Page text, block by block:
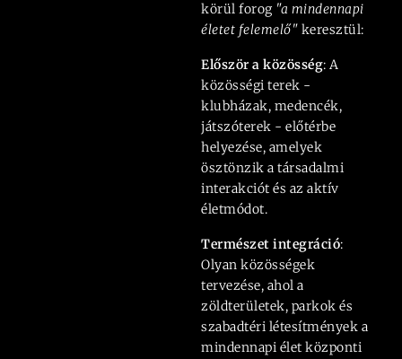
körül forog "a mindennapi
életet felemelő" keresztül:
Először a közösség: A
közösségi terek -
klubházak, medencék,
játszóterek - előtérbe
helyezése, amelyek
ösztönzik a társadalmi
interakciót és az aktív
életmódot.
Természet integráció:
Olyan közösségek
tervezése, ahol a
zöldterületek, parkok és
szabadtéri létesítmények a
mindennapi élet központi